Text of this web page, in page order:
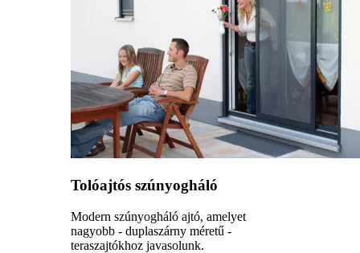
Tolóajtós szúnyogháló
Modern szúnyogháló ajtó, amelyet
nagyobb - duplaszárny méretű -
teraszajtókhoz javasolunk.